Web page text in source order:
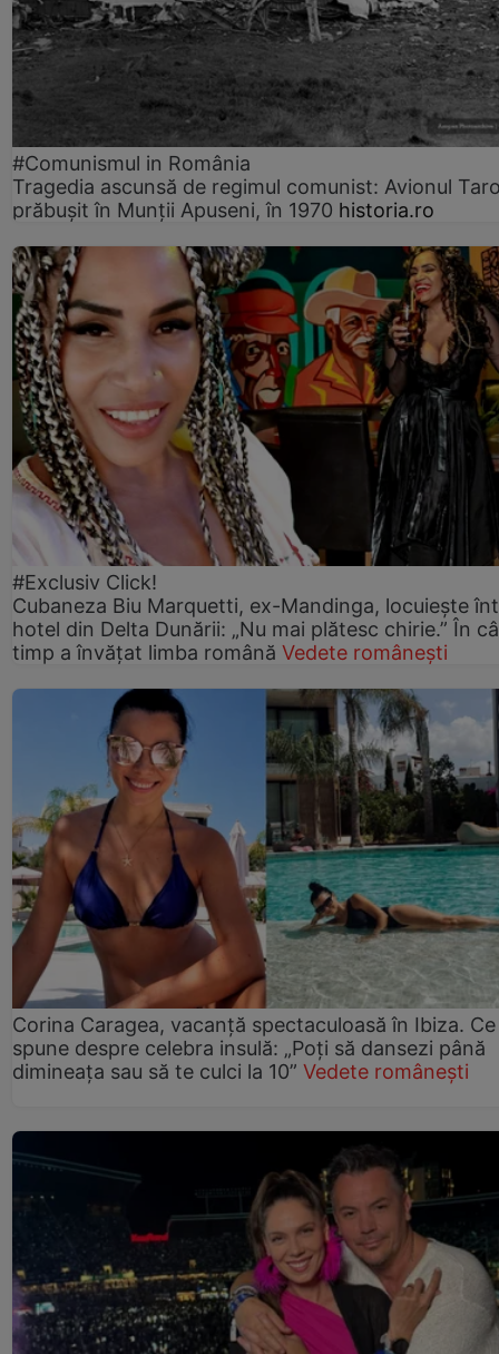
#Comunismul in România
Tragedia ascunsă de regimul comunist: Avionul
prăbușit în Munții Apuseni, în 1970 historia.ro
#Exclusiv Click!
Cubaneza Biu Marquetti, ex-Mandinga, locuiește
hotel din Delta Dunării: „Nu mai plătesc chirie.” În
timp a învățat limba română Vedete românești
Corina Caragea, vacanță spectaculoasă în Ibiza. Ce
spune despre celebra insulă: „Poți să dansezi până
dimineața sau să te culci la 10” Vedete românești